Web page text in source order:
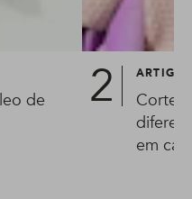
de
ARTIGO
Corte
em